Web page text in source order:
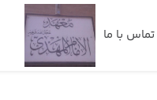
تماس با ما